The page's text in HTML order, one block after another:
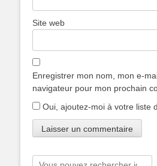
Site web
Enregistrer mon nom, mon e-
navigateur pour mon prochain
Oui, ajoutez-moi à votre liste
Rechercher :